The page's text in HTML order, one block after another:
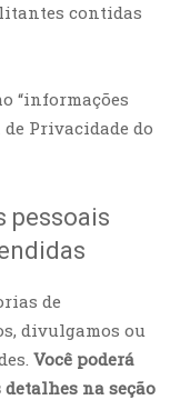
contidas
“informações
Privacidade do
pessoais
de
divulgamos ou
Você poderá
na seção